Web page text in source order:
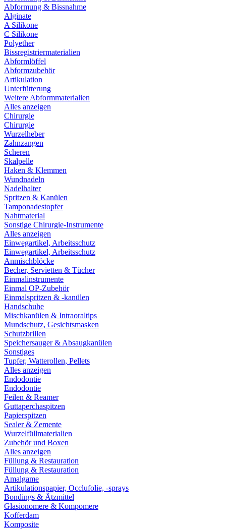
Abformung & Bissnahme
Alginate
A Silikone
C Silikone
Polyether
Bissregistriermaterialien
Abformlöffel
Abformzubehör
Artikulation
Unterfütterung
Weitere Abformmaterialien
Alles anzeigen
Chirurgie
Chirurgie
Wurzelheber
Zahnzangen
Scheren
Skalpelle
Haken & Klemmen
Wundnadeln
Nadelhalter
Spritzen & Kanülen
Tamponadestopfer
Nahtmaterial
Sonstige Chirurgie-Instrumente
Alles anzeigen
Einwegartikel, Arbeitsschutz
Einwegartikel, Arbeitsschutz
Anmischblöcke
Becher, Servietten & Tücher
Einmalinstrumente
Einmal OP-Zubehör
Einmalspritzen & -kanülen
Handschuhe
Mischkanülen & Intraoraltips
Mundschutz, Gesichtsmasken
Schutzbrillen
Speichersauger & Absaugkanülen
Sonstiges
Tupfer, Watterollen, Pellets
Alles anzeigen
Endodontie
Endodontie
Feilen & Reamer
Guttaperchaspitzen
Papierspitzen
Sealer & Zemente
Wurzelfüllmaterialien
Zubehör und Boxen
Alles anzeigen
Füllung & Restauration
Füllung & Restauration
Amalgame
Artikulationspapier, Occlufolie, -sprays
Bondings & Ätzmittel
Glasionomere & Kompomere
Kofferdam
Komposite